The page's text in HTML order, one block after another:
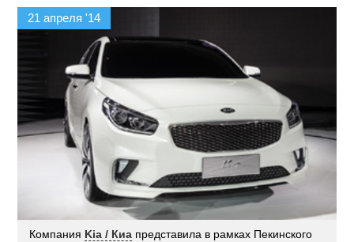
21 апреля '14
Компания Kia / Киа представила в рамках Пекинского